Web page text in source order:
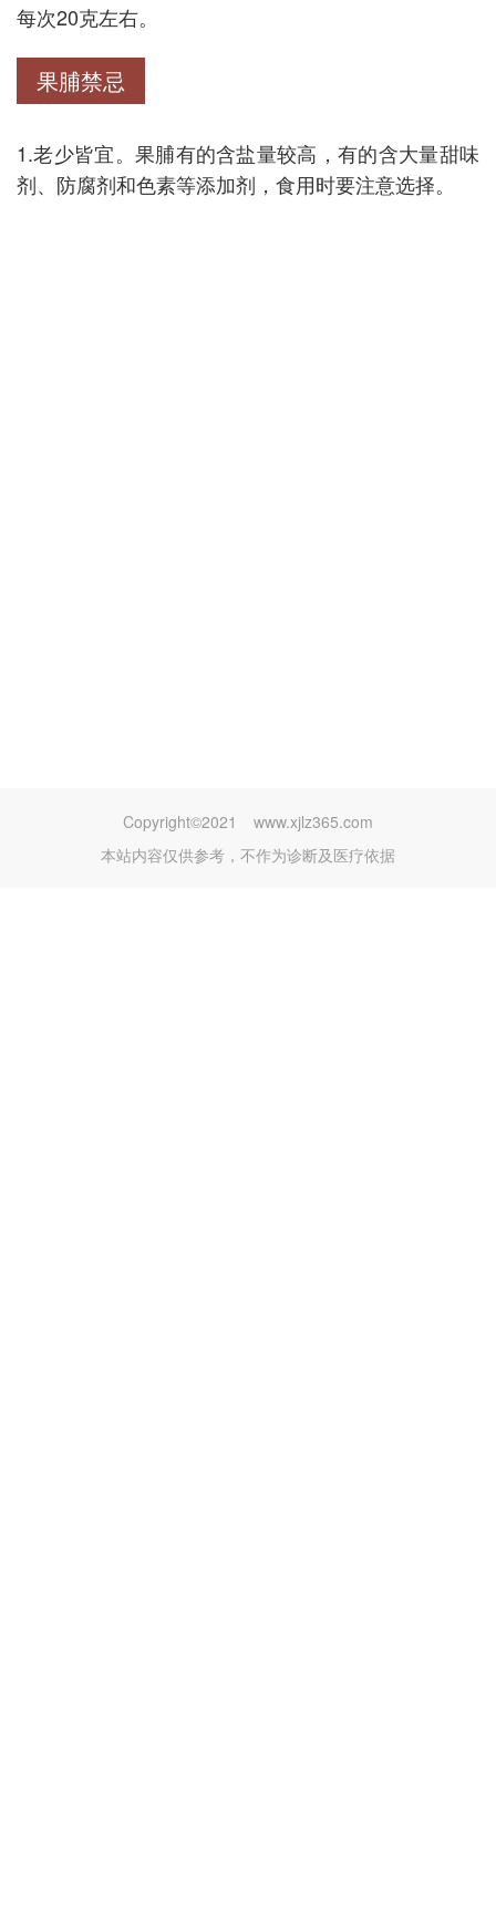
每次20克左右。
果脯禁忌
1.老少皆宜。果脯有的含盐量较高，有的含大量甜味
剂、防腐剂和色素等添加剂，食用时要注意选择。
Copyright©2021
www.xjlz365.com
本站内容仅供参考，不作为诊断及医疗依据